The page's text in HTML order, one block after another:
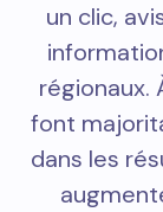
un clic,
régionaux.
font
dans les